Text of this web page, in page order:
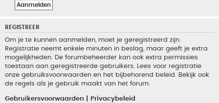
REGISTREER
Om je te kunnen aanmelden, moet je geregistreerd zijn.
Registratie neemt enkele minuten in beslag, maar geeft je extra
mogelijkheden. De forumbeheerder kan ook extra permissies
toestaan aan geregistreerde gebruikers. Lees voor registratie
onze gebruiksvoorwaarden en het bijbehorend beleid. Bekijk ook
de regels als je gebruik maakt van het forum.
Gebruikersvoorwaarden Privacybeleid